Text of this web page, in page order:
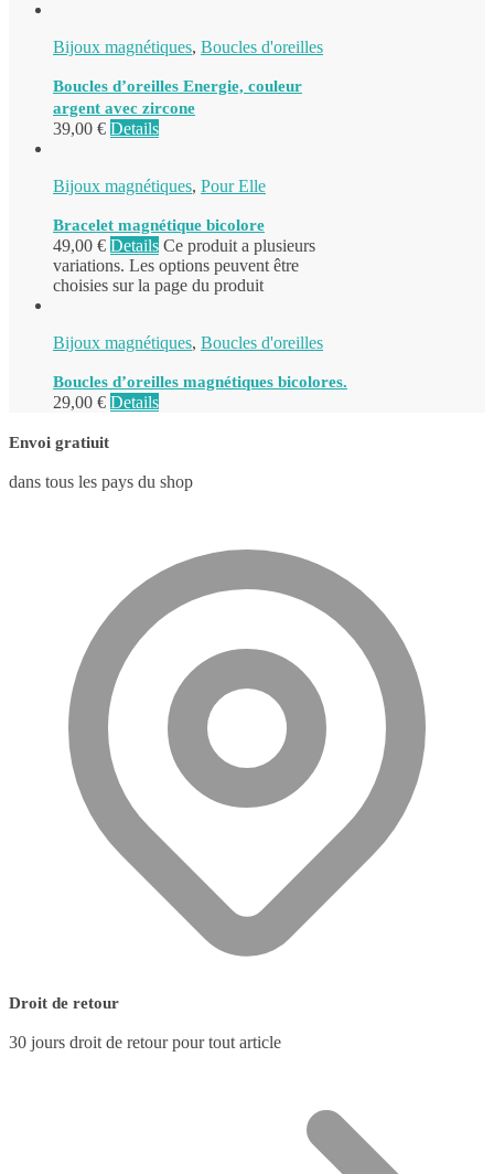
Bijoux magnétiques, Boucles d'oreilles
Boucles d’oreilles Energie, couleur
argent avec zircone
39,00 € Details
Bijoux magnétiques, Pour Elle
Bracelet magnétique bicolore
49,00 € Details Ce produit a plusieurs
variations. Les options peuvent être
choisies sur la page du produit
Bijoux magnétiques, Boucles d'oreilles
Boucles d’oreilles magnétiques bicolores.
29,00 € Details
Envoi gratiuit
dans tous les pays du shop
Droit de retour
30 jours droit de retour pour tout article